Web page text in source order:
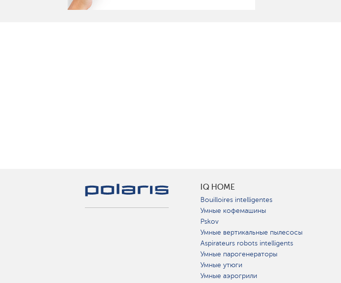
IQ HOME
Bouilloires intelligentes
Умные кофемашины
Pskov
Умные вертикальные пылесосы
Aspirateurs robots intelligents
Умные парогенераторы
Умные утюги
Умные аэрогрили